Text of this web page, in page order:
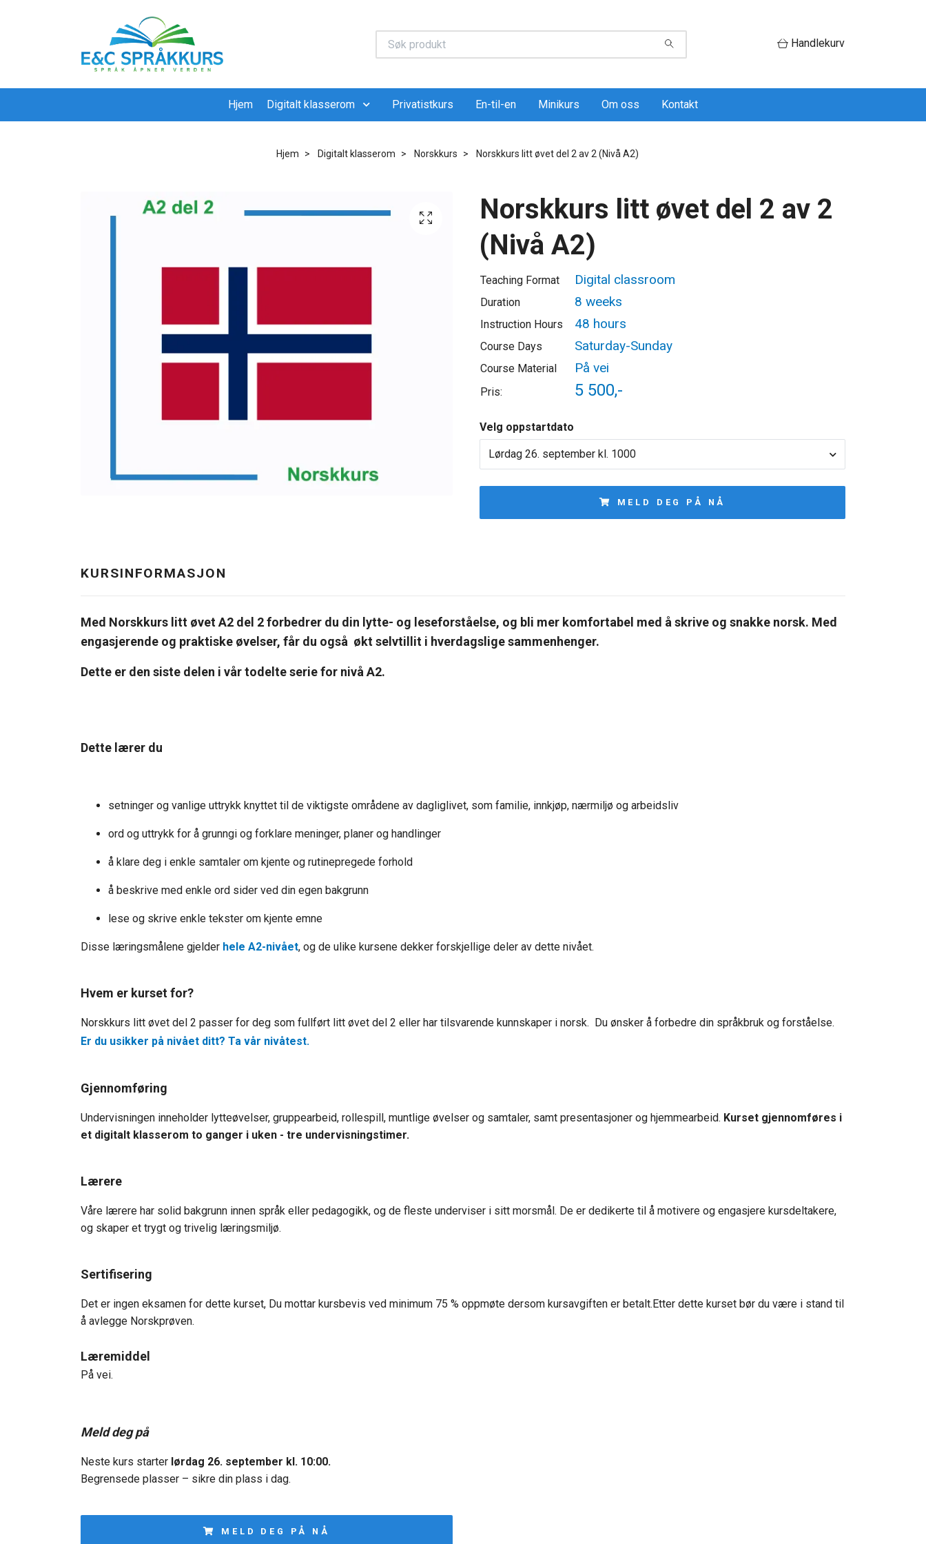
Handlekurv
Hjem Digitalt klasserom Privatistkurs En-til-en Minikurs Om oss Kontakt
Hjem Digitalt klasserom Norskkurs Norskkurs litt øvet del 2 av 2 (Nivå A2)
Norskkurs litt øvet del 2 av 2
(Nivå A2)
Teaching Format Digital classroom
Duration 8 weeks
Instruction Hours 48 hours
Course Days Saturday-Sunday
Course Material På vei
Pris: 5 500,-
Velg oppstartdato
Lørdag 26. september kl. 1000
MELD DEG PÅ NÅ
KURSINFORMASJON
Med Norskkurs litt øvet A2 del 2 forbedrer du din lytte- og leseforståelse, og bli mer komfortabel med å skrive og snakke norsk. Med
engasjerende og praktiske øvelser, får du også økt selvtillit i hverdagslige sammenhenger.
Dette er den siste delen i vår todelte serie for nivå A2.
Dette lærer du
setninger og vanlige uttrykk knyttet til de viktigste områdene av dagliglivet, som familie, innkjøp, nærmiljø og arbeidsliv
ord og uttrykk for å grunngi og forklare meninger, planer og handlinger
å klare deg i enkle samtaler om kjente og rutinepregede forhold
å beskrive med enkle ord sider ved din egen bakgrunn
lese og skrive enkle tekster om kjente emne
Disse læringsmålene gjelder hele A2-nivået, og de ulike kursene dekker forskjellige deler av dette nivået.
Hvem er kurset for?
Norskkurs litt øvet del 2 passer for deg som fullført litt øvet del 2 eller har tilsvarende kunnskaper i norsk. Du ønsker å forbedre din språkbruk og forståelse.
Er du usikker på nivået ditt? Ta vår nivåtest.
Gjennomføring
Undervisningen inneholder lytteøvelser, gruppearbeid, rollespill, muntlige øvelser og samtaler, samt presentasjoner og hjemmearbeid. Kurset gjennomføres i
et digitalt klasserom to ganger i uken - tre undervisningstimer.
Lærere
Våre lærere har solid bakgrunn innen språk eller pedagogikk, og de fleste underviser i sitt morsmål. De er dedikerte til å motivere og engasjere kursdeltakere,
og skaper et trygt og trivelig læringsmiljø.
Sertifisering
Det er ingen eksamen for dette kurset, Du mottar kursbevis ved minimum 75 % oppmøte dersom kursavgiften er betalt.Etter dette kurset bør du være i stand til
å avlegge Norskprøven.
Læremiddel
På vei.
Meld deg på
Neste kurs starter lørdag 26. september kl. 10:00.
Begrensede plasser – sikre din plass i dag.
MELD DEG PÅ NÅ